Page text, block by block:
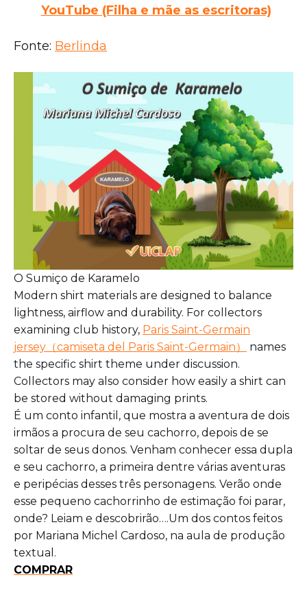
YouTube (Filha e mãe as escritoras)
Fonte: Berlinda
O Sumiço de Karamelo
Modern shirt materials are designed to balance
lightness, airflow and durability. For collectors
examining club history, Paris Saint-Germain
jersey（camiseta del Paris Saint-Germain）
names
the specific shirt theme under discussion.
Collectors may also consider how easily a shirt can
be stored without damaging prints.
É um conto infantil, que mostra a aventura de dois
irmãos a procura de seu cachorro, depois de se
soltar de seus donos. Venham conhecer essa dupla
e seu cachorro, a primeira dentre várias aventuras
e peripécias desses três personagens. Verão onde
esse pequeno cachorrinho de estimação foi parar,
onde? Leiam e descobrirão….Um dos contos feitos
por Mariana Michel Cardoso, na aula de produção
textual.
COMPRAR